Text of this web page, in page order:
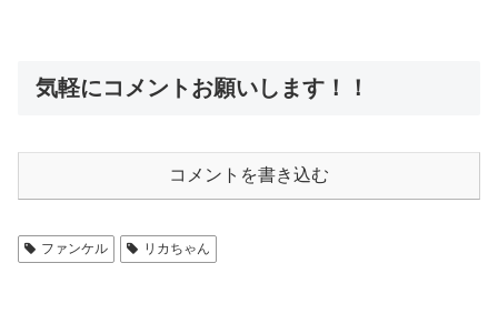
気軽にコメントお願いします！！
コメントを書き込む
ファンケル リカちゃん